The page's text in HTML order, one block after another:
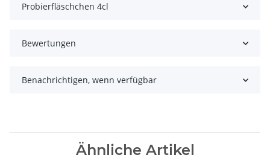
Probierfläschchen 4cl
Bewertungen
Benachrichtigen, wenn verfügbar
Ähnliche Artikel